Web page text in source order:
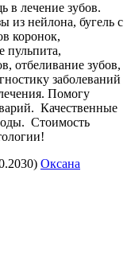
в лечение зубов.
из нейлона, бугель с
коронок,
пульпита,
отбеливание зубов,
заболеваний
Помогу
Качественные
Стоимость
Оксана